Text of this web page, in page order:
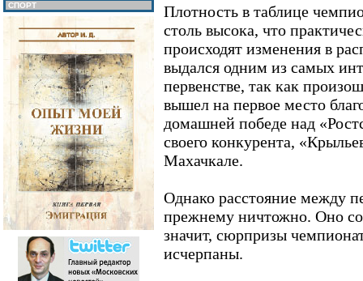
СПОРТ
Плотность в таблице
столь высока, что
происходят изменения в
выдался одним из самых
первенстве, так как
вышел на первое место
домашней победе над
своего конкурента,
Махачкале.
Однако расстояние между
прежнему ничтожно. Оно
значит, сюрпризы
исчерпаны.